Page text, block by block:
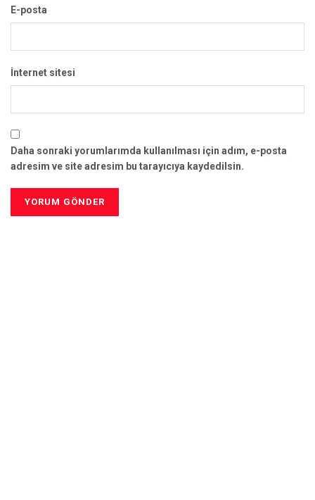
E-posta
İnternet sitesi
Daha sonraki yorumlarımda kullanılması için adım, e-posta
adresim ve site adresim bu tarayıcıya kaydedilsin.